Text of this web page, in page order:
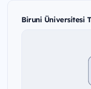
Biruni Üniversitesi